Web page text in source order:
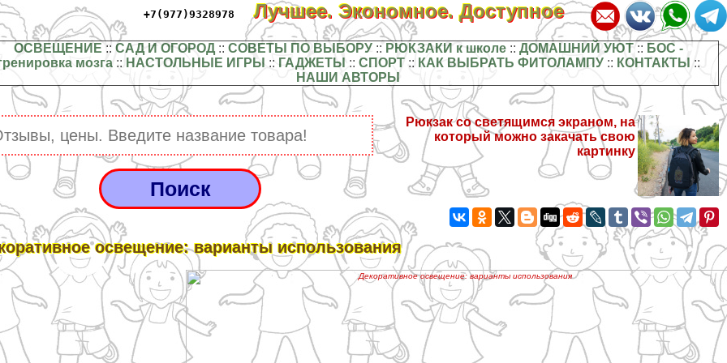
+7(977)9328978 Лучшее. Экономное. Доступное
ОСВЕЩЕНИЕ :: САД И ОГОРОД:: СОВЕТЫ ПО ВЫБОРУ:: РЮКЗАКИ к школе:: ДОМАШНИЙ УЮТ:: БОС -
мозга :: НАСТОЛЬНЫЕ ИГРЫ :: ГАДЖЕТЫ ::СПОРТ :: КАК ВЫБРАТЬ ФИТОЛАМПУ :: КОНТАКТЫ ::
НАШИ АВТОРЫ
Рюкзак со светящимся экраном, на
который можно закачать свою
картинку
освещение: варианты использования